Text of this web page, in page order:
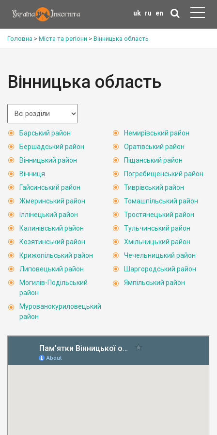
uk ru en
Головна > Міста та регіони > Вінницька область
Вінницька область
Барський район
Бершадський район
Вінницький район
Вінниця
Гайсинський район
Жмеринський район
Іллінецький район
Калинівський район
Козятинський район
Крижопільський район
Липовецький район
Могилів-Подільський
район
Мурованокуриловецький
район
Немирівський район
Оратівський район
Піщанський район
Погребищенський район
Тиврівський район
Томашпільський район
Тростянецький район
Тульчинський район
Хмільницький район
Чечельницький район
Шаргородський район
Ямпільський район